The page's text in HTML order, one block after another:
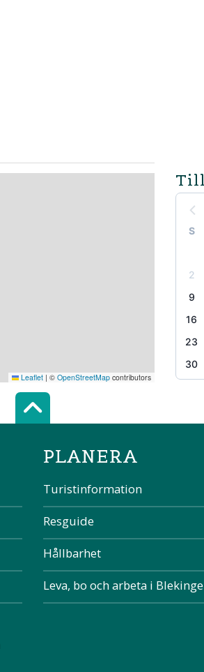
S
2
9
16
23
30
Leaflet | © OpenStreetMap contributors
Scroll top of
PLANERA
Turistinformation
Resguide
Hållbarhet
Leva, bo och arbeta i Blekinge